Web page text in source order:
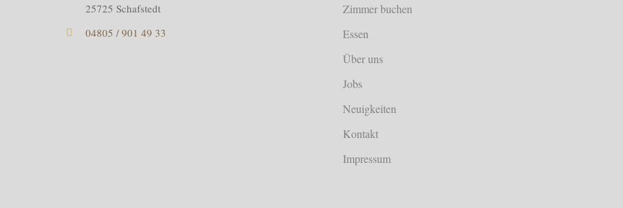
25725 Schafstedt
04805 / 901 49 33
Zimmer buchen
Essen
Über uns
Jobs
Neuigkeiten
Kontakt
Impressum